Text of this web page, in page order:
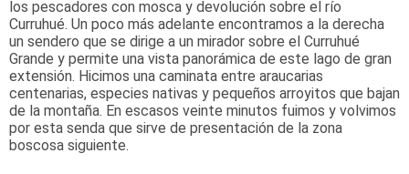
los pescadores con mosca y devolución sobre el río
Curruhué. Un poco más adelante encontramos a la derecha
un sendero que se dirige a un mirador sobre el Curruhué
Grande y permite una vista panorámica de este lago de gran
extensión. Hicimos una caminata entre araucarias
centenarias, especies nativas y pequeños arroyitos que bajan
de la montaña. En escasos veinte minutos fuimos y volvimos
por esta senda que sirve de presentación de la zona
boscosa siguiente.